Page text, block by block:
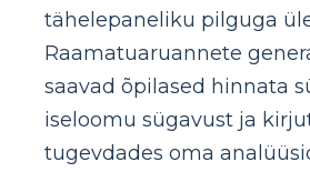
tähelepaneliku pilguga
Raamatuaruannete
saavad õpilased hinnata
iseloomu sügavust ja
tugevdades oma